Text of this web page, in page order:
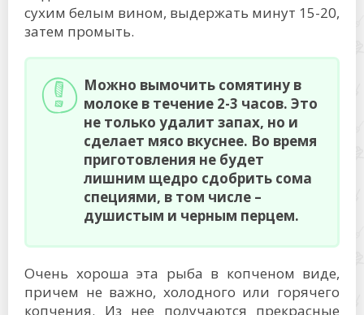
сухим белым вином, выдержать минут 15-20,
затем промыть.
Можно вымочить сомятину в
молоке в течение 2-3 часов. Это
не только удалит запах, но и
сделает мясо вкуснее. Во время
приготовления не будет
лишним щедро сдобрить сома
специями, в том числе –
душистым и черным перцем.
Очень хороша эта рыба в копченом виде,
причем не важно, холодного или горячего
копчения. Из нее получаются прекрасные